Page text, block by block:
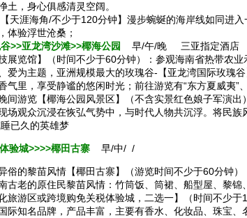
土，身心俱感清灵空阔。
天涯海角/不少于120分钟】漫步蜿蜒的海岸线如同进
体验浮世沧桑；
>>亚龙湾沙滩>>椰海公园
早/午/晚 三亚指定酒店
展览馆】（时间不少于60分钟）：参观海南省热带农业
爱为主题，亚洲规模最大的玫瑰谷-【亚龙湾国际玫瑰
气里，享受静谧的悠闲时光；前往游览有“东方夏威夷
间游览【椰海公园风景区】（不含实景红色娘子军演
场观众沉浸在恢弘气势中，与时代人物共沉浮。将民
已久的英雄梦
验城>>>>椰田古寨 早/中/ /
俗的黎苗风情【椰田古寨】（游览时间不少于60分钟
古老的原住民黎苗风情：竹筒饭、筒裙、船型屋、黎锦
旅游区或跨境购免关税体验城，二选一】（时间不少
际知名品牌，产品丰富，主要有香水、化妆品、珠宝